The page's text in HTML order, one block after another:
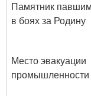
Памятник павшим
в боях за Родину
Место эвакуации
промышленности